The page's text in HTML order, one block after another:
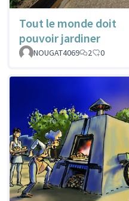
Tout le monde doit
pouvoir jardiner
NOUGAT4069
2 0